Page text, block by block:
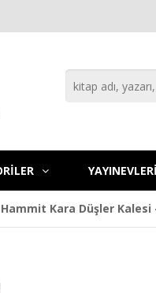
YAYINEVLERİ
Hammit Kara Düşler Kalesi